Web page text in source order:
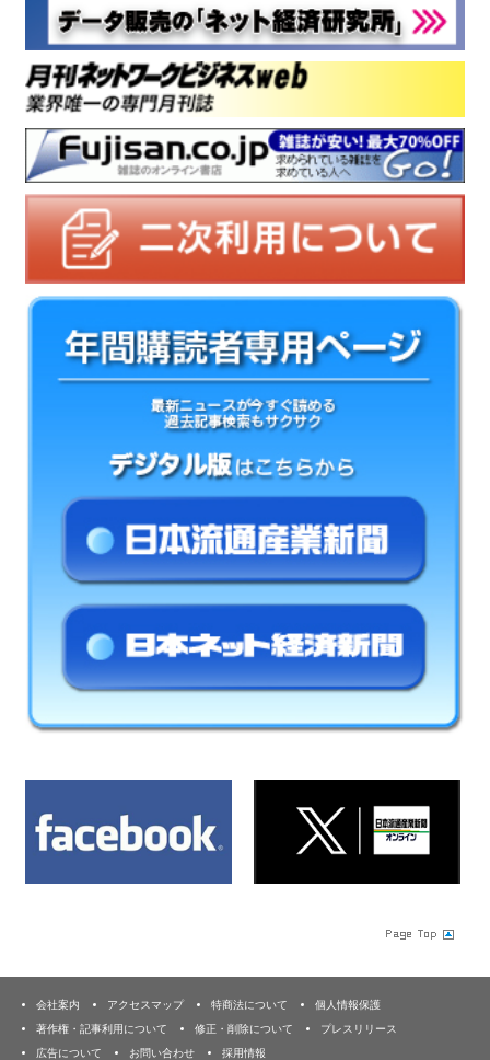
会社案内 アクセスマップ 特商法について
個人情報保護
著作権・記事利用について
修正・削除について
プレスリリース
広告について
お問い合わせ 採用情報